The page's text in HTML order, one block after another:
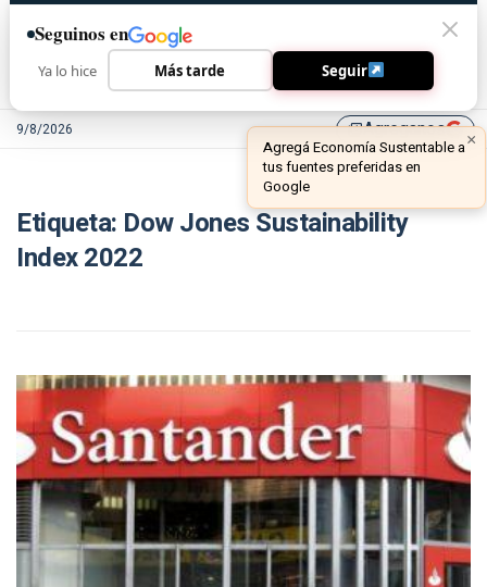
9/8/2026 library_addAgreganos ×
Agregá Economía Sustentable a
tus fuentes preferidas en
Google
Etiqueta: Dow Jones Sustainability
Index 2022
Seguinos en
Ya lo hice Más tarde Seguir